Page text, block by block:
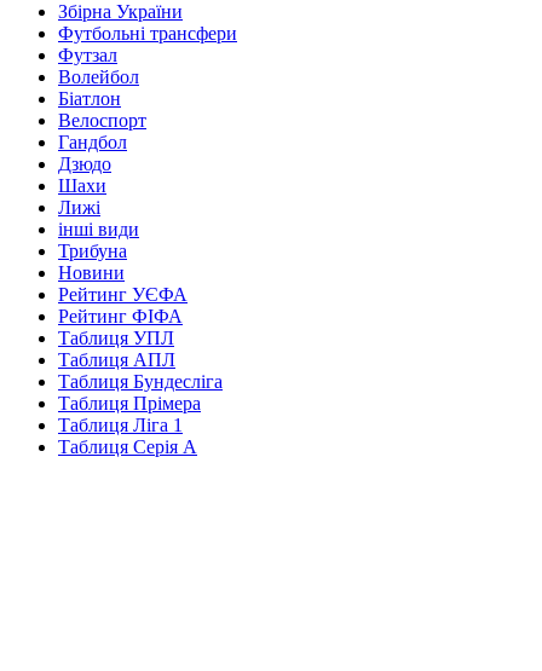
Збірна України
Футбольні трансфери
Футзал
Волейбол
Біатлон
Велоспорт
Гандбол
Дзюдо
Шахи
Лижі
інші види
Трибуна
Новини
Рейтинг УЄФА
Рейтинг ФІФА
Таблиця УПЛ
Таблиця АПЛ
Таблиця Бундесліга
Таблиця Прімера
Таблиця Ліга 1
Таблиця Серія А